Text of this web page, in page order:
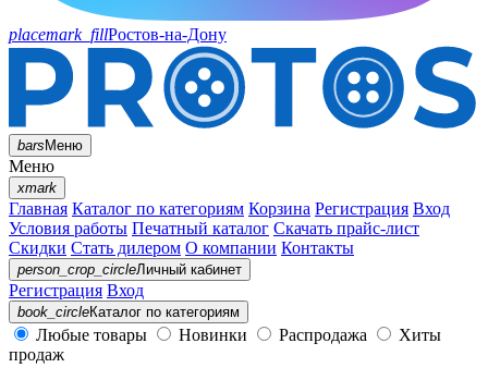
placemark_fillРостов-на-Дону
barsМеню
Меню
xmark
Главная Каталог по категориям Корзина Регистрация Вход
Условия работы Печатный каталог Скачать прайс-лист
Скидки Стать дилером О компании Контакты
person_crop_circleЛичный кабинет
Регистрация Вход
book_circleКаталог по категориям
Любые товары Новинки Распродажа
Хиты
продаж